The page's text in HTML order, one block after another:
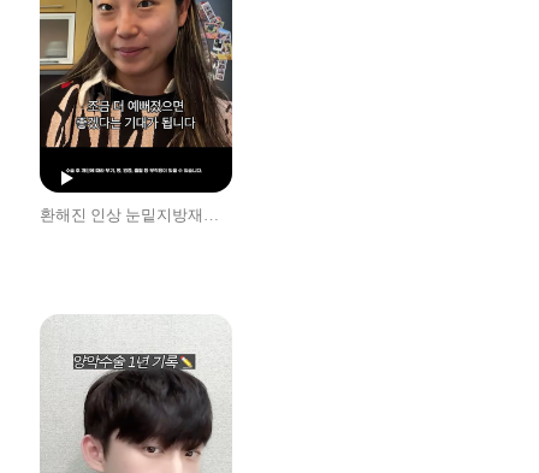
환해진 인상 눈밑지방재배치 후기